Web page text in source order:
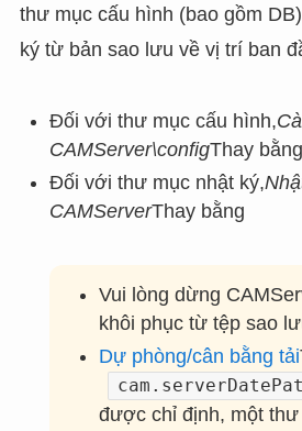
thư mục cấu hình (bao gồm
ký từ bản sao lưu về vị trí ban
Đối với thư mục cấu hình,
CAMServer\configThay bằng
Đối với thư mục nhật ký,
CAMServerThay bằng
Vui lòng dừng
khôi phục từ tệp sao
Dự phòng/cân bằng tải
được chỉ định, một